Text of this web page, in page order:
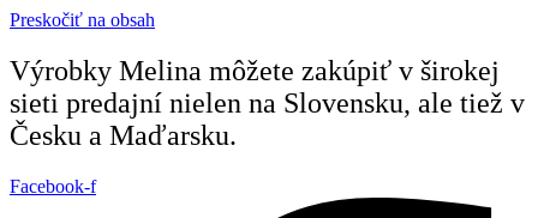
Preskočiť na obsah
Výrobky Melina môžete zakúpiť v širokej
sieti predajní nielen na Slovensku, ale tiež v
Česku a Maďarsku.
Facebook-f